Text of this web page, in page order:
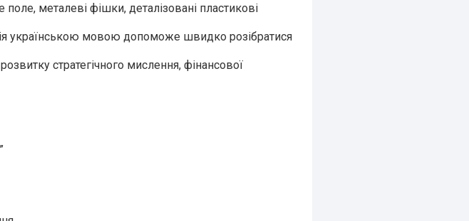
поле, металеві фішки, деталізовані пластикові
українською мовою допоможе швидко розібратися
стратегічного мислення, фінансової